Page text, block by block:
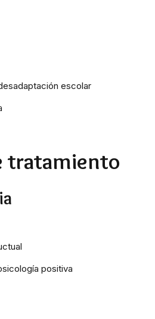
escolar
tratamiento
positiva